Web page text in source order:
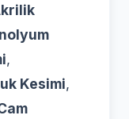
,
Kesimi,